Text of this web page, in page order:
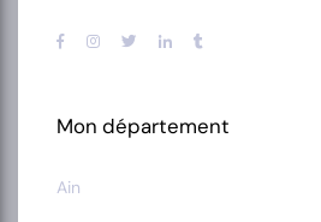
Mon département
Ain